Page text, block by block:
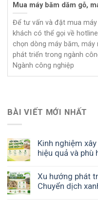
BÀI VIẾT MỚI NHẤT
Kinh nghiệm
hiệu quả và phù
Xu hướng phát
Chuyển dịch
Mua máy băm dăm gỗ,
Để tư vấn và đặt mua
khách có thể gọi về
chọn dòng máy băm, máy
phát triển trong ngành
Ngành công nghiệp